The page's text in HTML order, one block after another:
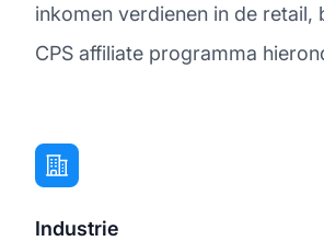
inkomen verdienen in de retail,
CPS affiliate programma
Industrie